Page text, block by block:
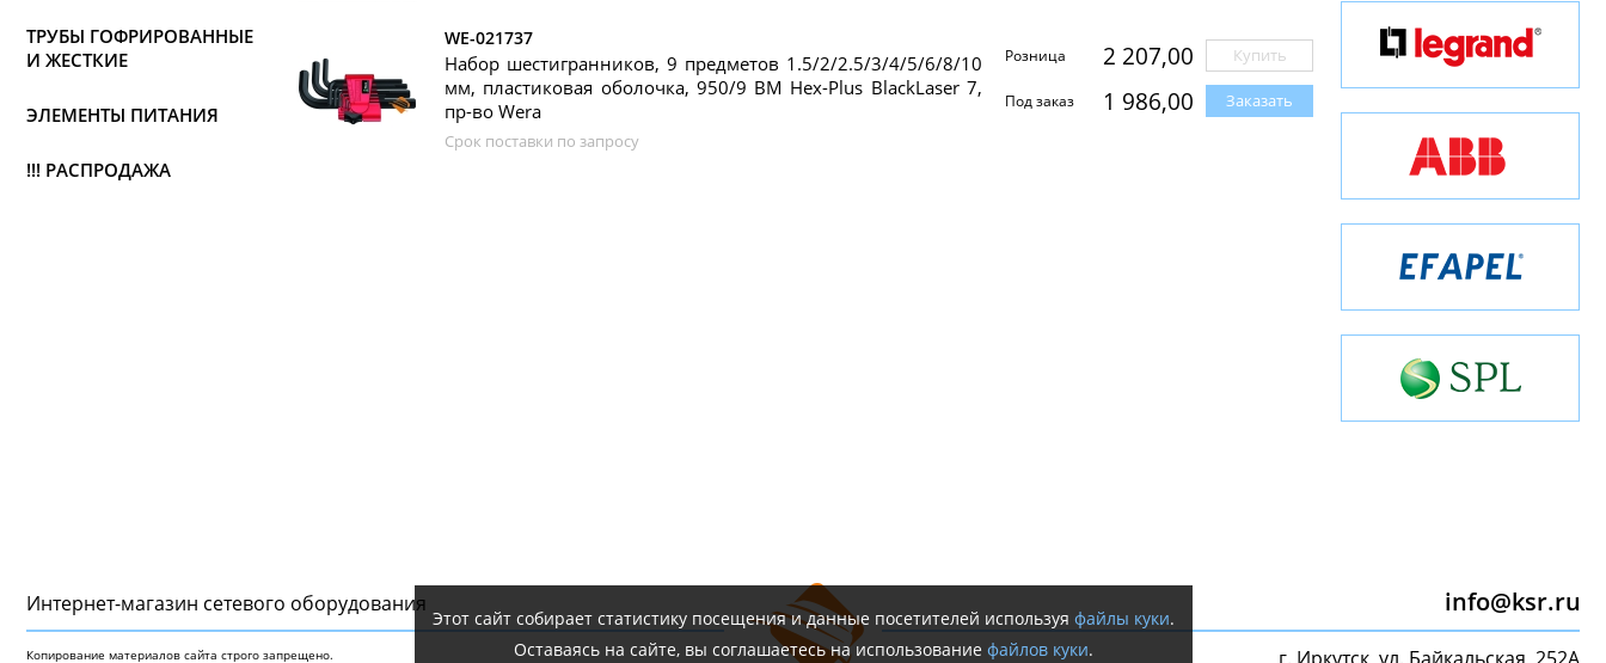
ТРУБЫ ГОФРИРОВАННЫЕ
И ЖЕСТКИЕ
ЭЛЕМЕНТЫ ПИТАНИЯ
!!! РАСПРОДАЖА
WE-021737
Набор шестигранников, 9 предметов 1.5/2/2.5/3/4/5/6/8/10
мм, пластиковая оболочка, 950/9 BM Hex-Plus BlackLaser 7,
пр-во Wera
Срок поставки по запросу
Розница 2 207,00 Купить
Под заказ 1 986,00 Заказать
Интернет-магазин сетeвого оборудования
Копирование материалов сайта строго запрещено.
info@ksr.ru
Этот сайт собирает статистику посещения и данные посетителей используя файлы куки.
Оставаясь на сайте, вы соглашаетесь на использование файлов куки.